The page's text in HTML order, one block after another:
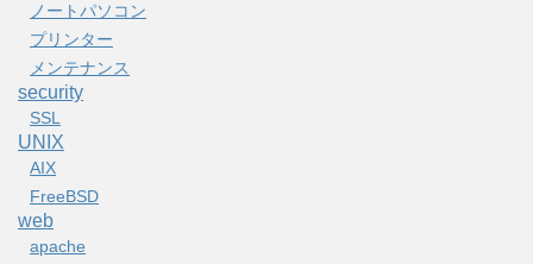
ノートパソコン
プリンター
メンテナンス
security
SSL
UNIX
AIX
FreeBSD
web
apache